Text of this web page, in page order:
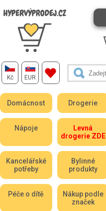
Kč EUR
Domácnost Drogerie
Nápoje
Levná
drogerie ZDE
Kancelářské
potřeby
Bylinné
produkty
Péče o dítě
Nákup podle
značek